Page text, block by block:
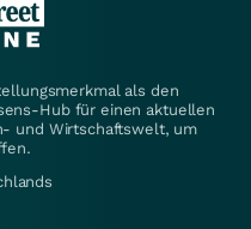
als den
Hub für einen aktuellen
und Wirtschaftswelt, um